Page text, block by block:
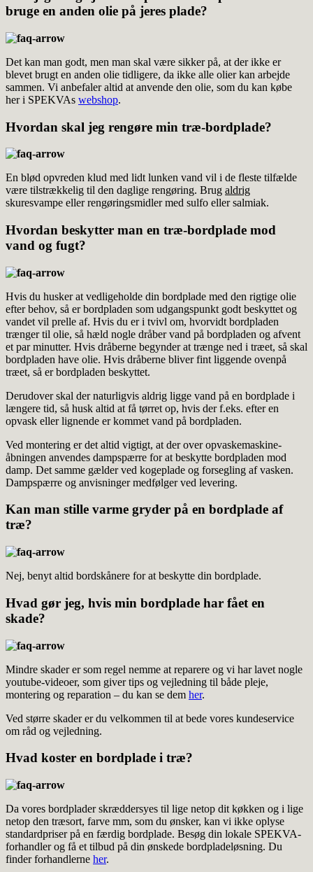
bruge en anden olie på jeres plade?
Det kan man godt, men man skal være sikker på, at der ikke er
blevet brugt en anden olie tidligere, da ikke alle olier kan arbejde
sammen. Vi anbefaler altid at anvende den olie, som du kan købe
her i SPEKVAs webshop.
Hvordan skal jeg rengøre min træ-bordplade?
En blød opvreden klud med lidt lunken vand vil i de fleste tilfælde
være tilstrækkelig til den daglige rengøring. Brug aldrig
skuresvampe eller rengøringsmidler med sulfo eller salmiak.
Hvordan beskytter man en træ-bordplade mod
vand og fugt?
Hvis du husker at vedligeholde din bordplade med den rigtige olie
efter behov, så er bordpladen som udgangspunkt godt beskyttet og
vandet vil prelle af. Hvis du er i tvivl om, hvorvidt bordpladen
trænger til olie, så hæld nogle dråber vand på bordpladen og afvent
et par minutter. Hvis dråberne begynder at trænge ned i træet, så skal
bordpladen have olie. Hvis dråberne bliver fint liggende ovenpå
træet, så er bordpladen beskyttet.
Derudover skal der naturligvis aldrig ligge vand på en bordplade i
længere tid, så husk altid at få tørret op, hvis der f.eks. efter en
opvask eller lignende er kommet vand på bordpladen.
Ved montering er det altid vigtigt, at der over opvaskemaskine-
åbningen anvendes dampspærre for at beskytte bordpladen mod
damp. Det samme gælder ved kogeplade og forsegling af vasken.
Dampspærre og anvisninger medfølger ved levering.
Kan man stille varme gryder på en bordplade af
træ?
Nej, benyt altid bordskånere for at beskytte din bordplade.
Hvad gør jeg, hvis min bordplade har fået en
skade?
Mindre skader er som regel nemme at reparere og vi har lavet nogle
youtube-videoer, som giver tips og vejledning til både pleje,
montering og reparation – du kan se dem her.
Ved større skader er du velkommen til at bede vores kundeservice
om råd og vejledning.
Hvad koster en bordplade i træ?
Da vores bordplader skræddersyes til lige netop dit køkken og i lige
netop den træsort, farve mm, som du ønsker, kan vi ikke oplyse
standardpriser på en færdig bordplade. Besøg din lokale SPEKVA-
forhandler og få et tilbud på din ønskede bordpladeløsning. Du
finder forhandlerne her.